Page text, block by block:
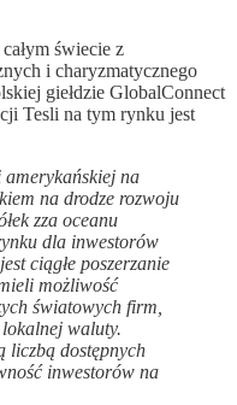
świecie z
i charyzmatycznego
giełdzie GlobalConnect
Tesli na tym rynku jest
amerykańskiej na
na drodze rozwoju
zza oceanu
dla inwestorów
ciągłe poszerzanie
możliwość
światowych firm,
waluty.
liczbą dostępnych
inwestorów na